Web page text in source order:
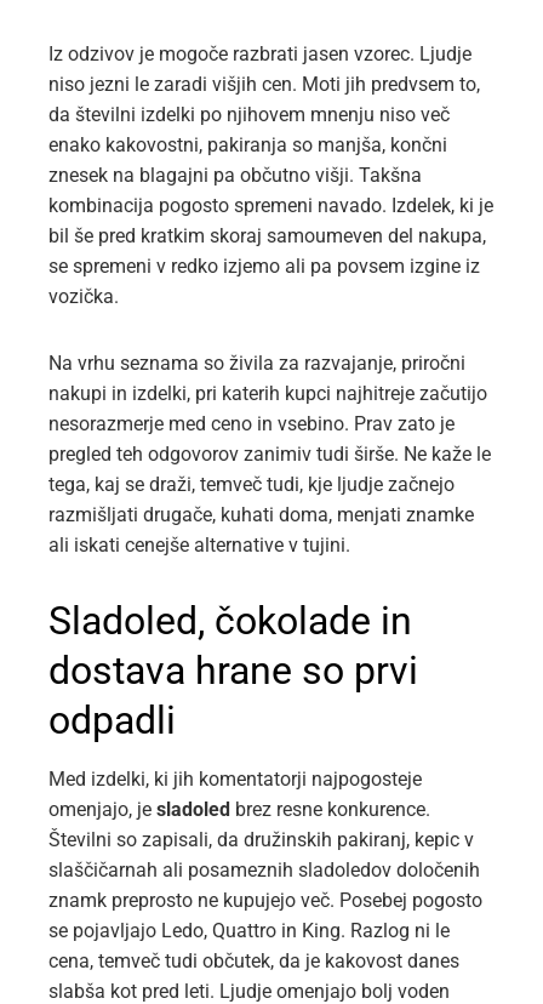
Iz odzivov je mogoče razbrati jasen vzorec. Ljudje
niso jezni le zaradi višjih cen. Moti jih predvsem to,
da številni izdelki po njihovem mnenju niso več
enako kakovostni, pakiranja so manjša, končni
znesek na blagajni pa občutno višji. Takšna
kombinacija pogosto spremeni navado. Izdelek, ki je
bil še pred kratkim skoraj samoumeven del nakupa,
se spremeni v redko izjemo ali pa povsem izgine iz
vozička.
Na vrhu seznama so živila za razvajanje, priročni
nakupi in izdelki, pri katerih kupci najhitreje začutijo
nesorazmerje med ceno in vsebino. Prav zato je
pregled teh odgovorov zanimiv tudi širše. Ne kaže le
tega, kaj se draži, temveč tudi, kje ljudje začnejo
razmišljati drugače, kuhati doma, menjati znamke
ali iskati cenejše alternative v tujini.
Sladoled, čokolade in
dostava hrane so prvi
odpadli
Med izdelki, ki jih komentatorji najpogosteje
omenjajo, je sladoled brez resne konkurence.
Številni so zapisali, da družinskih pakiranj, kepic v
slaščičarnah ali posameznih sladoledov določenih
znamk preprosto ne kupujejo več. Posebej pogosto
se pojavljajo Ledo, Quattro in King. Razlog ni le
cena, temveč tudi občutek, da je kakovost danes
slabša kot pred leti. Ljudje omenjajo bolj voden